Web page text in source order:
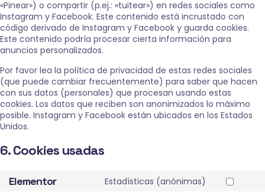
«Pinear») o compartir (p.ej.: «tuitear») en redes sociales como
Instagram y Facebook. Este contenido está incrustado con
código derivado de Instagram y Facebook y guarda cookies.
Este contenido podría procesar cierta información para
anuncios personalizados.
Por favor lea la política de privacidad de estas redes sociales
(que puede cambiar frecuentemente) para saber que hacen
con sus datos (personales) que procesan usando estas
cookies. Los datos que reciben son anonimizados lo máximo
posible. Instagram y Facebook están ubicados en los Estados
Unidos.
6. Cookies usadas
Elementor Estadísticas (anónimas)
Consent